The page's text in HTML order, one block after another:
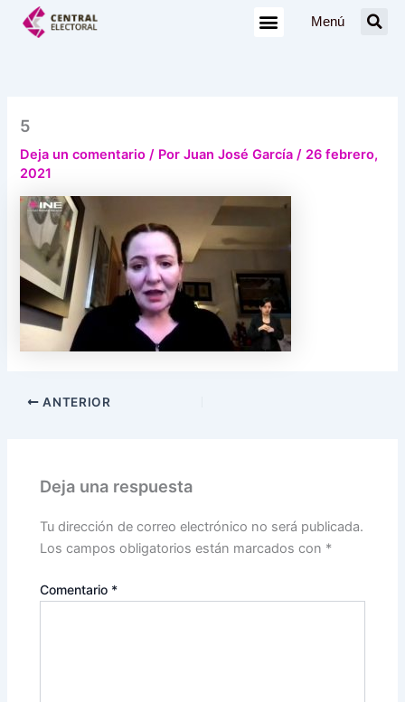
Menú
5
Deja un comentario / PorJuan José García/ 26 febrero,
2021
ANTERIOR
Deja una respuesta
Tu dirección de correo electrónico no será publicada.
Los campos obligatorios están marcados con *
Comentario *